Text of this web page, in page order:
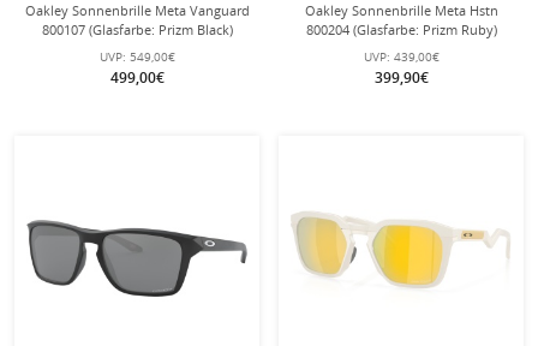
Oakley Sonnenbrille Meta Vanguard
800107 (Glasfarbe: Prizm Black)
schwarz - 1 Brille mit
Hartschalenetui
UVP: 549,00€
499,00€
Oakley Sonnenbrille Meta Hstn
800204 (Glasfarbe: Prizm Ruby)
warmes grau - 1 Brille mit
Hartschalenetui
UVP: 439,00€
399,90€